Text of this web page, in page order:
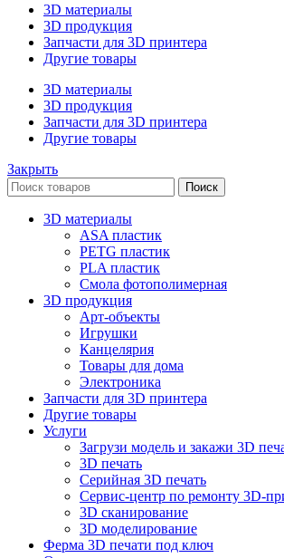
3D материалы
3D продукция
Запчасти для 3D принтера
Другие товары
3D материалы
3D продукция
Запчасти для 3D принтера
Другие товары
Закрыть
Поиск
3D материалы
ASA пластик
PETG пластик
PLA пластик
Смола фотополимерная
3D продукция
Арт-объекты
Игрушки
Канцелярия
Товары для дома
Электроника
Запчасти для 3D принтера
Другие товары
Услуги
Загрузи модель и закажи 3D
3D печать
Серийная 3D печать
Сервис-центр по ремонту 3D-
3D сканирование
3D моделирование
Ферма 3D печати под ключ